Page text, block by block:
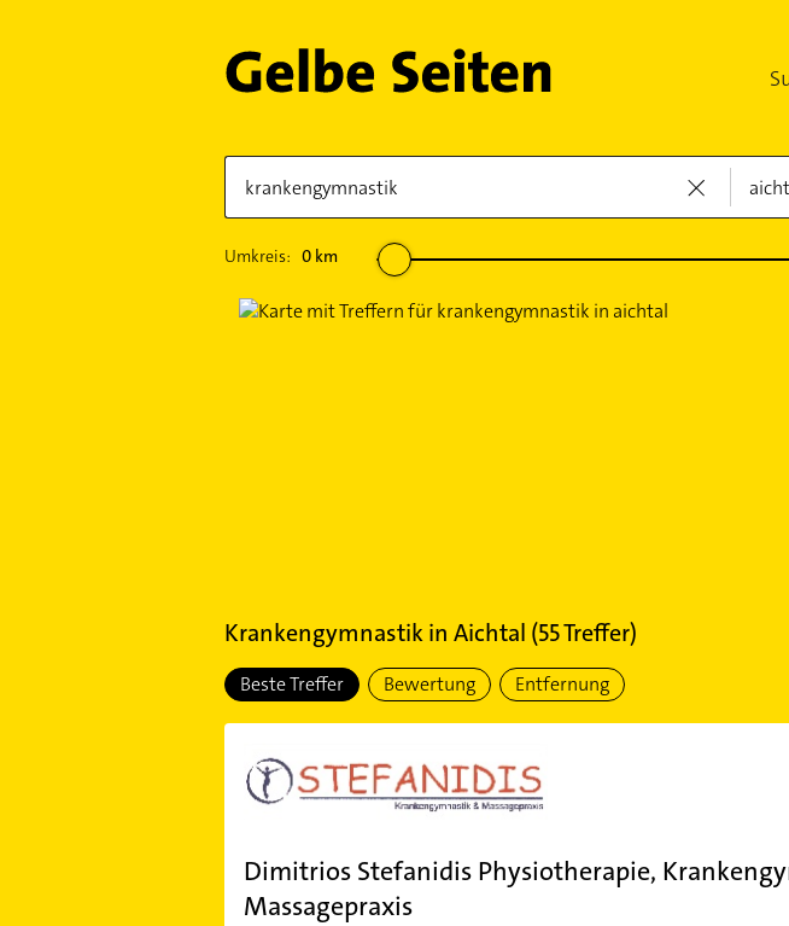
Umkreis: 0km
Krankengymnastikin Aichtal (55Treffer)
Beste Treffer Bewertung Entfernung
Dimitrios Stefanidis Physiotherapie,
Massagepraxis